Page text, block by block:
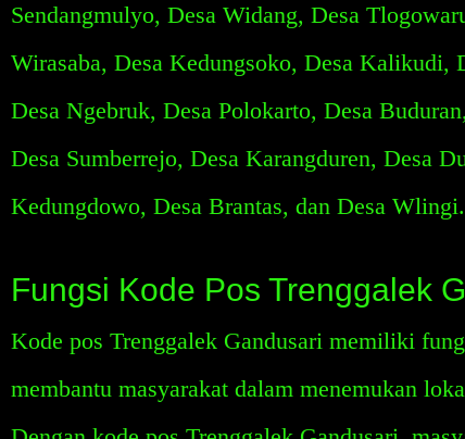
Sendangmulyo, Desa Widang, Desa
Wirasaba, Desa Kedungsoko, Desa Kalikudi,
Desa Ngebruk, Desa Polokarto, Desa
Desa Sumberrejo, Desa Karangduren, Desa
Kedungdowo, Desa Brantas, dan Desa Wlingi.
Fungsi Kode Pos Trenggalek
Kode pos Trenggalek Gandusari memiliki
membantu masyarakat dalam menemukan